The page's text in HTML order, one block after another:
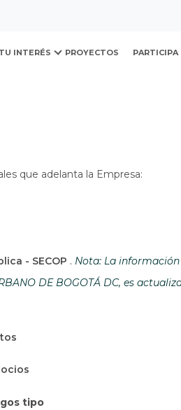
INTERÉS PROYECTOS PARTICIPA
que adelanta la Empresa:
- SECOP Abre en una nueva
. Nota: La
DE BOGOTÁ DC, es
tipo